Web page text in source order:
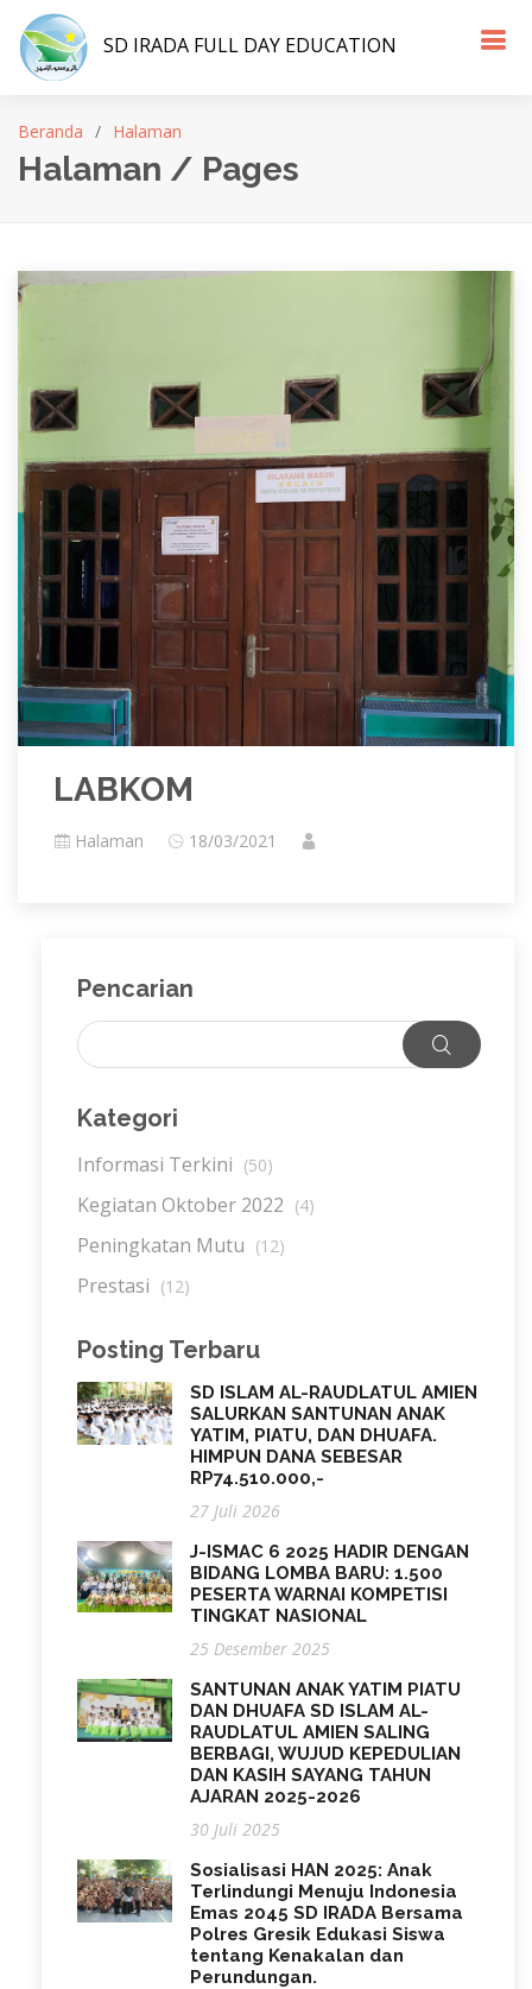
SD IRADA FULL DAY EDUCATION
Beranda Halaman
Halaman / Pages
LABKOM
Halaman 18/03/2021
Pencarian
Kategori
Informasi Terkini (50)
Kegiatan Oktober 2022 (4)
Peningkatan Mutu (12)
Prestasi (12)
Posting Terbaru
SD ISLAM AL-RAUDLATUL AMIEN
SALURKAN SANTUNAN ANAK
YATIM, PIATU, DAN DHUAFA.
HIMPUN DANA SEBESAR
RP74.510.000,-
27 Juli 2026
J-ISMAC 6 2025 HADIR DENGAN
BIDANG LOMBA BARU: 1.500
PESERTA WARNAI KOMPETISI
TINGKAT NASIONAL
25 Desember 2025
SANTUNAN ANAK YATIM PIATU
DAN DHUAFA SD ISLAM AL-
RAUDLATUL AMIEN SALING
BERBAGI, WUJUD KEPEDULIAN
DAN KASIH SAYANG TAHUN
AJARAN 2025-2026
30 Juli 2025
Sosialisasi HAN 2025: Anak
Terlindungi Menuju Indonesia
Emas 2045 SD IRADA Bersama
Polres Gresik Edukasi Siswa
tentang Kenakalan dan
Perundungan.